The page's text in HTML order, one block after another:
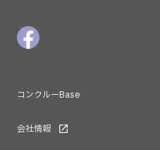
コンクルーBase
会社情報